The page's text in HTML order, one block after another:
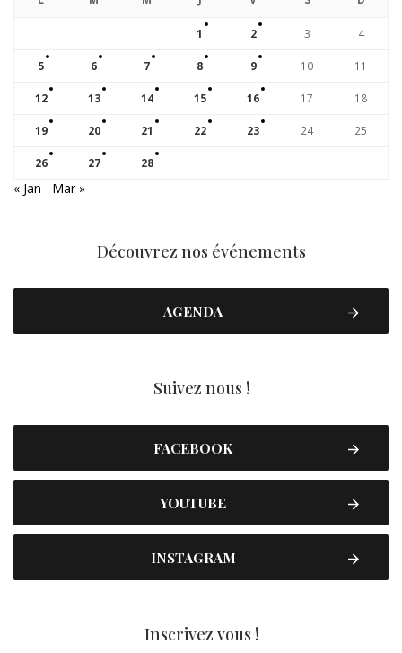
1 2 3 4
5 6 7 8 9 10 11
12 13 14 15 16 17 18
19 20 21 22 23 24 25
26 27 28
« Jan Mar »
Découvrez nos événements
AGENDA
Suivez nous !
FACEBOOK
YOUTUBE
INSTAGRAM
Inscrivez vous !